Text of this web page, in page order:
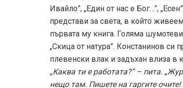
Ивайло”, „Един от нас е Бог…”,
представи за света, в който
първата му книга. Голяма
„Скица от натура”. Констанинов
плевенски влак и задъхан влиза в
„Каква ти е работата?” – пита.
нещо там. Пишете на гаргите